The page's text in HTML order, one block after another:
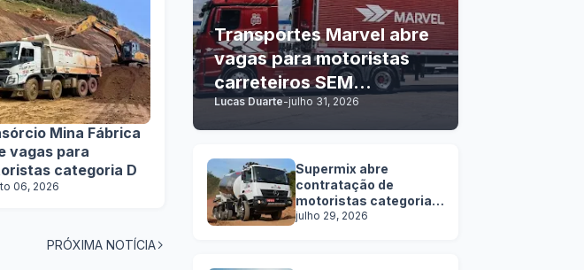
Mina Fábrica
vagas para
categoria D
06, 2026
PRÓXIMA NOTÍCIA
Transportes Marvel abre
vagas para motoristas
carreteiros SEM
EXPERIÊNCIA
Lucas Duarte-julho 31, 2026
Supermix abre
contratação de
motoristas categoria
C, D e E
julho 29, 2026